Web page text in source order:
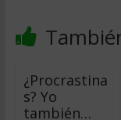
¿Procrastina
s? Yo
también…